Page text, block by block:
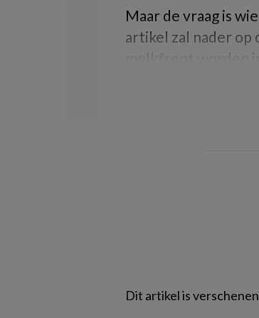
Maar de vraag is
artikel zal nader op
Dit artikel is